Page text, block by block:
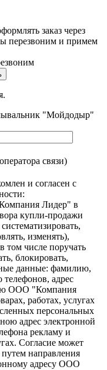
заказ через
перезвоним и примем
"Мойдодыр"
связи)
и согласен с
Лидер" в
купли-продажи
изменять),
том числе поручать
блокировать,
данные: фамилию,
адрес
ООО "Компания
работах, услугах
персональных
адрес электронной
рекламу и
Согласие может
направления
адресу ООО